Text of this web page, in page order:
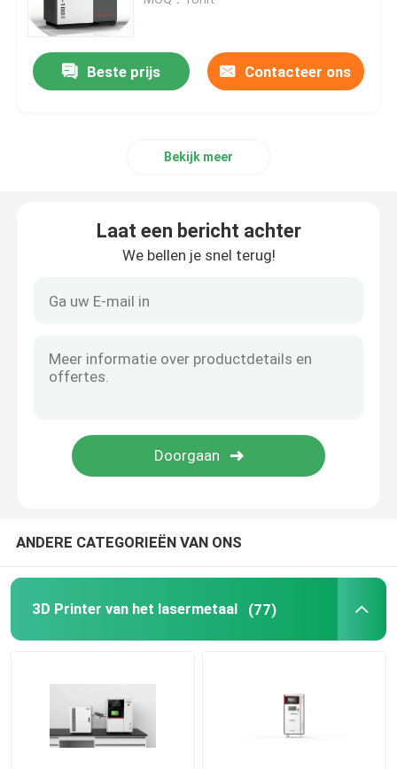
Medische 3D Printer
Juwelen 3D Printer
3D de Harsprinter van SLA
Laser Sinterende Machine
titanium 3d printer
Beste prijs Contacteer ons
Bekijk meer
Laat een bericht achter
We bellen je snel terug!
ANDERE CATEGORIEËN VAN ONS
3D Printer van het lasermetaal (77)